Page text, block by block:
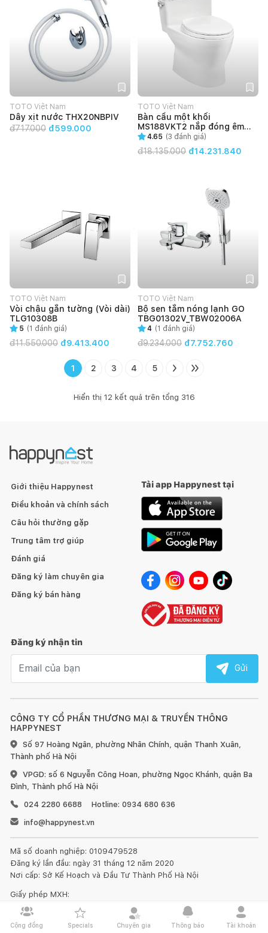
Cộng đồng Specials Chuyên gia Thông báo Tài khoản
TOTO Việt Nam
Dây xịt nước THX20NBPIV
đ717.000 đ599.000
TOTO Việt Nam
Bàn cầu một khối
MS188VKT2 nắp đóng êm
TC393VS
4.65 (3 đánh giá)
đ18.135.000 đ14.231.840
TOTO Việt Nam
Vòi chậu gắn tường (Vòi dài)
TLG10308B
5 (1 đánh giá)
đ11.550.000 đ9.413.400
TOTO Việt Nam
Bộ sen tắm nóng lạnh GO
TBG01302V_TBW02006A
4 (1 đánh giá)
đ9.234.000 đ7.752.760
1 2 3 4 5
Hiển thị 12 kết quả trên tổng 316
CÔNG TY CỔ PHẦN THƯƠNG MẠI & TRUYỀN THÔNG
HAPPYNEST
Số 97 Hoàng Ngân, phường Nhân Chính, quận Thanh Xuân,
Thành phố Hà Nội
VPGD: số 6 Nguyễn Công Hoan, phường Ngọc Khánh, quận Ba
Đình, Thành phố Hà Nội
024 2280 6688
Hotline: 0934 680 636
info@happynest.vn
Mã số doanh nghiệp: 0109479528
Đăng ký lần đầu: ngày 31 tháng 12 năm 2020
Nơi cấp: Sở Kế Hoạch và Đầu Tư Thành Phố Hà Nội
Giấy phép MXH:
231/GP-BTTTT do BTTTT cấp ngày 10/05/2022
Chịu trách nhiệm nội dung:
Giới thiệu Happynest
Điều khoản và chính sách
Câu hỏi thường gặp
Trung tâm trợ giúp
Đánh giá
Đăng ký làm chuyên gia
Đăng ký bán hàng
Tải app Happynest tại
Đăng ký nhận tin
Gửi